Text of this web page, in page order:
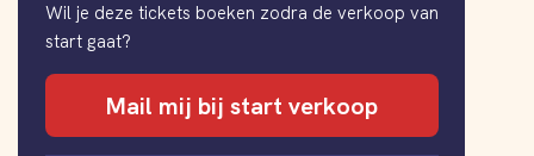
Wil je deze tickets boeken zodra de verkoop van
start gaat?
Mail mij bij start verkoop